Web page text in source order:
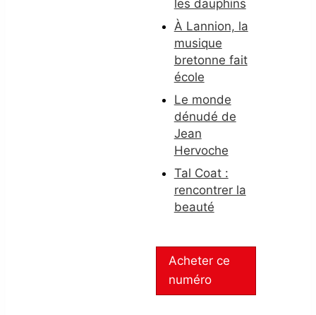
les dauphins
À Lannion, la
musique
bretonne fait
école
Le monde
dénudé de
Jean
Hervoche
Tal Coat :
rencontrer la
beauté
Acheter ce
numéro